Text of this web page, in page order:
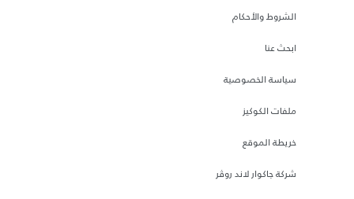
الشروط والأحكام
ابحث عنا
سياسة الخصوصية
ملفات الكوكيز
خريطة الموقع
شركة جاكوار لاند روڤر